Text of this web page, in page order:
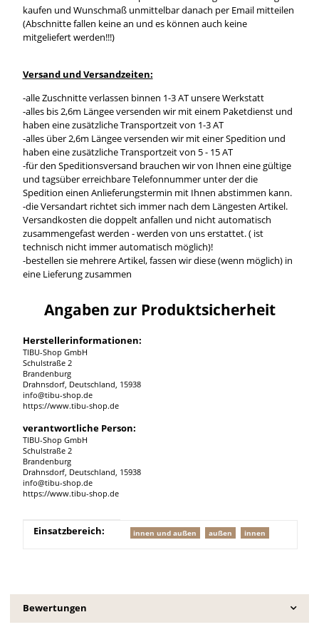
kaufen und Wunschmaß unmittelbar danach per Email mitteilen
(Abschnitte fallen keine an und es können auch keine
mitgeliefert werden!!!)
Versand und Versandzeiten:
-alle Zuschnitte verlassen binnen 1-3 AT unsere Werkstatt
-alles bis 2,6m Längee versenden wir mit einem Paketdienst und
haben eine zusätzliche Transportzeit von 1-3 AT
-alles über 2,6m Längee versenden wir mit einer Spedition und
haben eine zusätzliche Transportzeit von 5 - 15 AT
-für den Speditionsversand brauchen wir von Ihnen eine gültige
und tagsüber erreichbare Telefonnummer unter der die
Spedition einen Anlieferungstermin mit Ihnen abstimmen kann.
-die Versandart richtet sich immer nach dem Längesten Artikel.
Versandkosten die doppelt anfallen und nicht automatisch
zusammengefast werden - werden von uns erstattet. ( ist
technisch nicht immer automatisch möglich)!
-bestellen sie mehrere Artikel, fassen wir diese (wenn möglich) in
eine Lieferung zusammen
Angaben zur Produktsicherheit
Herstellerinformationen:
TIBU-Shop GmbH
Schulstraße 2
Brandenburg
Drahnsdorf, Deutschland, 15938
info@tibu-shop.de
https://www.tibu-shop.de
verantwortliche Person:
TIBU-Shop GmbH
Schulstraße 2
Brandenburg
Drahnsdorf, Deutschland, 15938
info@tibu-shop.de
https://www.tibu-shop.de
Produkteigenschaft
Wert
Einsatzbereich: innen und außen außen innen
Bewertungen